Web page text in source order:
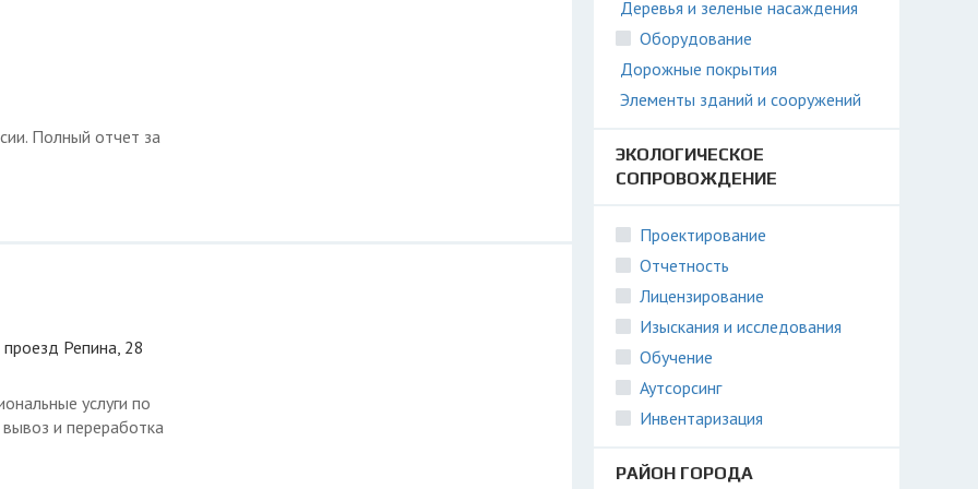
Деревья и зеленые насаждения
Оборудование
Дорожные покрытия
Элементы зданий и сооружений
ЭКОЛОГИЧЕСКОЕ
СОПРОВОЖДЕНИЕ
Проектирование
Отчетность
Лицензирование
Изыскания и исследования
Обучение
Аутсорсинг
Инвентаризация
РАЙОН ГОРОДА
Полный отчет за
Репина, 28
услуги по
и переработка